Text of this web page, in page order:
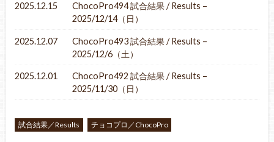
2025.12.15
ChocoPro494 試合結果 / Results –
2025/12/14（日）
2025.12.07
ChocoPro493 試合結果 / Results –
2025/12/6（土）
2025.12.01
ChocoPro492 試合結果 / Results –
2025/11/30（日）
試合結果／Results チョコプロ／ChocoPro